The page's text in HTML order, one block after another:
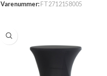
Varenummer: FT2712158005